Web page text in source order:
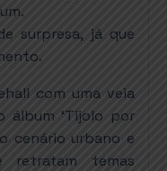
surpresa, já que
com uma veia
álbum ‘Tijolo por
cenário urbano e
retratam temas